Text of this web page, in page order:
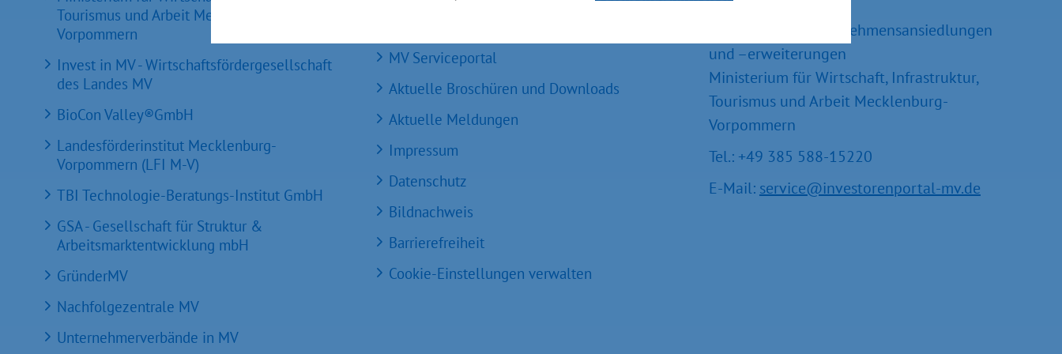
Tourismus und Arbeit Mecklenburg-
Vorpommern
Invest in MV - Wirtschaftsfördergesellschaft
des Landes MV
BioCon Valley®GmbH
Landesförderinstitut Mecklenburg-
Vorpommern (LFI M-V)
TBI Technologie-Beratungs-Institut GmbH
GSA - Gesellschaft für Struktur &
Arbeitsmarktentwicklung mbH
GründerMV
Nachfolgezentrale MV
Unternehmerverbände in MV
MV Serviceportal
Aktuelle Broschüren und Downloads
Aktuelle Meldungen
Impressum
Datenschutz
Bildnachweis
Barrierefreiheit
Cookie-Einstellungen verwalten
Referatsleiter Unternehmensansiedlungen
und –erweiterungen
Ministerium für Wirtschaft, Infrastruktur,
Tourismus und Arbeit Mecklenburg-
Vorpommern
Tel.: +49 385 588-15220
E-Mail: service@investorenportal-mv.de